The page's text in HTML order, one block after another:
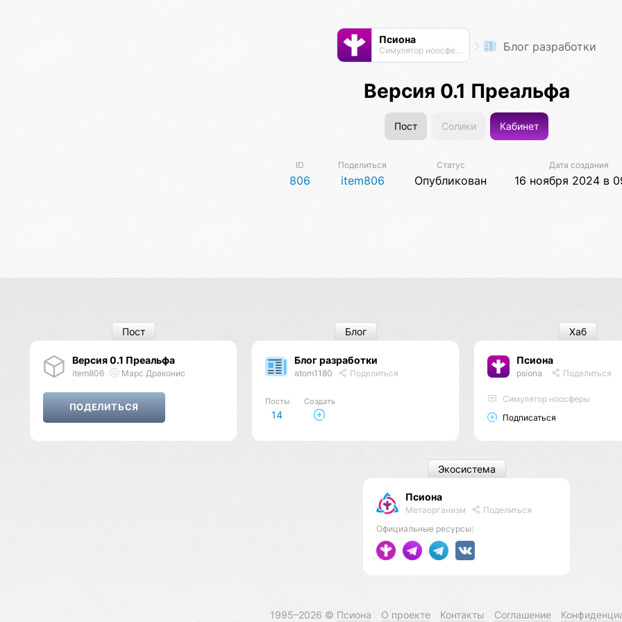
Псиона
Cимулятор ноосферы Блог разработки
Версия 0.1 Преальфа
Пост Солики Кабинет
ID
806
Поделиться
item806
Статус
Опубликован
Дата создания
16 ноября 2024 в
Версия 0.1 Преальфа
item806 Марс Драконис
Пост
Блог разработки
atom1180 Поделиться
Посты
14
Создать
Блог
Псиона
psiona Поделиться
Cимулятор ноосферы
Подписаться
Хаб
Псиона
Метаорганизм
Поделиться
Официальные ресурсы:
Экосистема
1995–2026 © Псиона О проекте Контакты Соглашение